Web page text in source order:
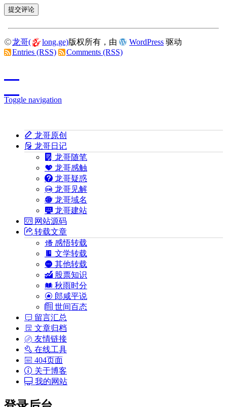
龙哥( long.ge)版权所有，由 WordPress 驱动
Entries (RSS)
Comments (RSS)
Toggle navigation
龙哥原创
龙哥日记
龙哥随笔
龙哥感触
龙哥疑惑
龙哥见解
龙哥域名
龙哥建站
网站源码
转载文章
感悟转载
文学转载
其他转载
股票知识
秋雨时分
郎咸平说
世间百态
留言汇总
文章归档
友情链接
在线工具
404页面
关于博客
我的网站